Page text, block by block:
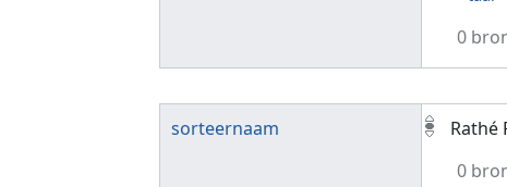
0
sorteernaam Rathé
0